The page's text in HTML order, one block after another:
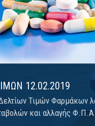
12.02.2019
Τιμών Φαρμάκων
και αλλαγής